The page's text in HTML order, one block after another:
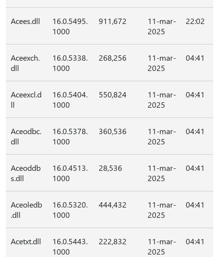
Acees.dll
16.0.5495.
1000
911,672
11-mar-
2025
22:02
Aceexch.
dll
16.0.5338.
1000
268,256
11-mar-
2025
04:41
Aceexcl.d
ll
16.0.5404.
1000
550,824
11-mar-
2025
04:41
Aceodbc.
dll
16.0.5378.
1000
360,536
11-mar-
2025
04:41
Aceoddb
s.dll
16.0.4513.
1000
28,536
11-mar-
2025
04:41
Aceoledb
.dll
16.0.5320.
1000
444,432
11-mar-
2025
04:41
Acetxt.dll
16.0.5443.
1000
222,832
11-mar-
2025
04:41